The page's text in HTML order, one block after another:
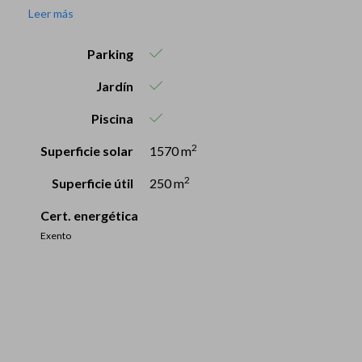
Leer más
Parking
Jardín
Piscina
Superficie solar 1570 m2
Superficie útil 250 m2
Cert. energética
Exento